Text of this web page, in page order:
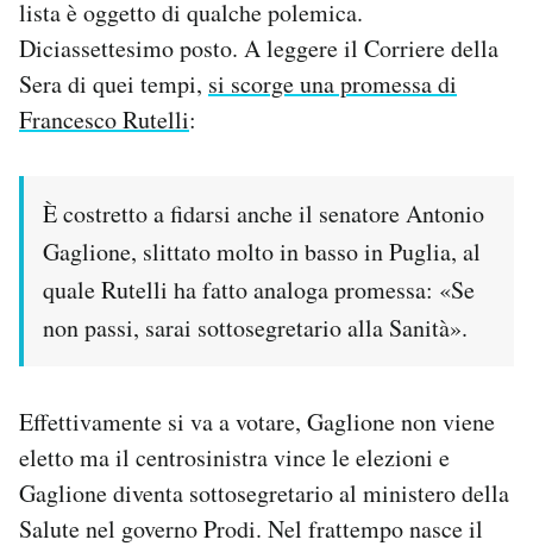
lista è oggetto di qualche polemica.
Diciassettesimo posto. A leggere il Corriere della
Sera di quei tempi, si scorge una promessa di
Francesco Rutelli:
È costretto a fidarsi anche il senatore Antonio
Gaglione, slittato molto in basso in Puglia, al
quale Rutelli ha fatto analoga promessa: «Se
non passi, sarai sottosegretario alla Sanità».
Effettivamente si va a votare, Gaglione non viene
eletto ma il centrosinistra vince le elezioni e
Gaglione diventa sottosegretario al ministero della
Salute nel governo Prodi. Nel frattempo nasce il